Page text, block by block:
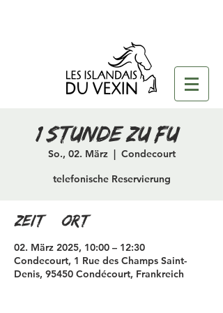
1 Stunde zu Fuß
So., 02. März
  |
Condecourt
telefonische Reservierung
Zeit & Ort
02. März 2025, 10:00 – 12:30
Condecourt, 1 Rue des Champs Saint-
Denis, 95450 Condécourt, Frankreich